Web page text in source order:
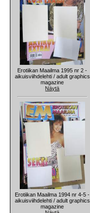
Erotiikan Maailma 1995 nr 2 -
aikuisviihdelehti / adult graphics
magazine
Näytä
Erotiikan Maailma 1994 nr 4-5 -
aikuisviihdelehti / adult graphics
magazine